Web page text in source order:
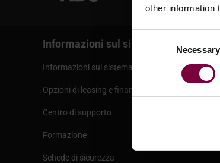
other information
Necessary
Informazioni sul sistema HBC
Informazioni sul sistema HBC
Opzioni di leasing e finanziamento
Centro di supporto
Formazione
Schede di sicurezza